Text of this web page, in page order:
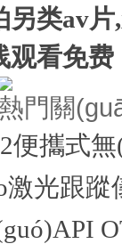
另类av
观看免费
熱門關
便攜式
激光跟蹤